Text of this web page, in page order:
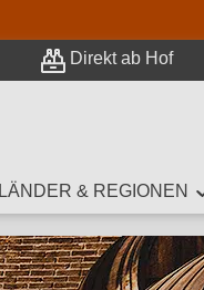
Direkt ab Hof
LÄNDER & REGIONEN